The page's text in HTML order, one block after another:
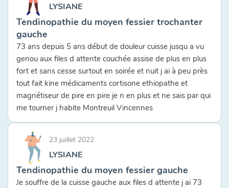
LYSIANE
Tendinopathie du moyen fessier trochanter
gauche
73 ans depuis 5 ans début de douleur cuisse jusqu a vu
genou aux files d attente couchée assise de plus en plus
fort et sans cesse surtout en soirée et nuit j ai à peu près
tout fait kine médicaments cortisone ethiopathe et
magnétiseur de pire en pire je n en plus et ne sais par qui
me tourner j habite Montreuil Vincennes
23 juillet 2022
LYSIANE
Tendinopathie du moyen fessier gauche
Je souffre de la cuisse gauche aux files d attente j ai 73